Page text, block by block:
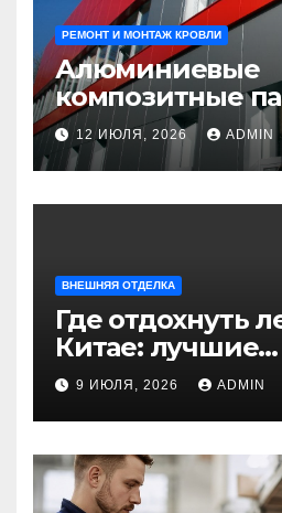
РЕМОНТ И МОНТАЖ КРОВЛИ
Алюминиевые
композитные
универсальное
для
строительства
12 ИЮЛЯ, 2026 ADMIN
ВНЕШНЯЯ ОТДЕЛКА
Где отдохнуть
Китае: лучшие
направления для
незабываемого
путешествия
9 ИЮЛЯ, 2026 ADMIN